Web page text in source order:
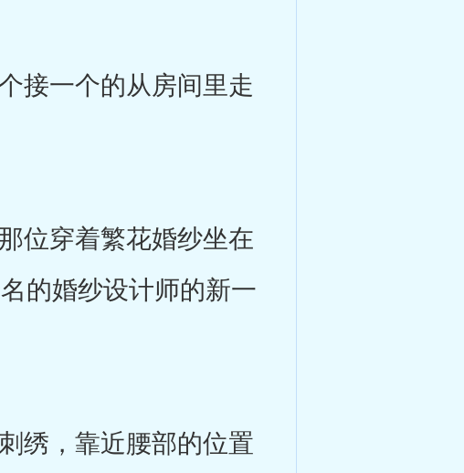
接一个的从房间里走
位穿着繁花婚纱坐在
的婚纱设计师的新一
绣，靠近腰部的位置